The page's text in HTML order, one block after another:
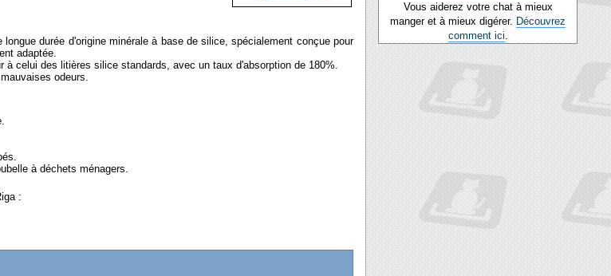
durée d'origine minérale à base de silice, spécialement conçue pour
adaptée.
à celui des litières silice standards, avec un taux d'absorption de 180%.
odeurs.
à déchets ménagers.
:
Vous aiderez votre chat à mieux
manger et à mieux digérer. Découvrez
comment ici.